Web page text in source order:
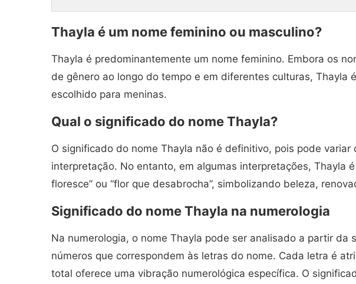
Thayla é um nome feminino ou masculino?
Thayla é predominantemente um nome feminino. Embora os
de gênero ao longo do tempo e em diferentes culturas, Thayla
escolhido para meninas.
Qual o significado do nome Thayla?
O significado do nome Thayla não é definitivo, pois pode variar
interpretação. No entanto, em algumas interpretações, Thayla
floresce” ou “flor que desabrocha”, simbolizando beleza,
Significado do nome Thayla na numerologia
Na numerologia, o nome Thayla pode ser analisado a partir da
números que correspondem às letras do nome. Cada letra é
total oferece uma vibração numerológica específica. O